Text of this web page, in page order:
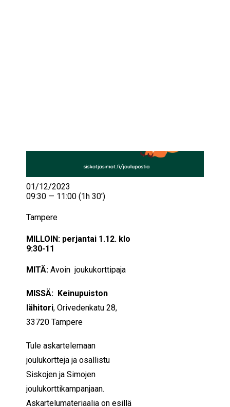
MILLOIN: perjantai 1.12. klo
9:30-11
MITÄ: Avoin joukukorttipaja
MISSÄ: Keinupuiston
lähitori, Orivedenkatu 28,
33720 Tampere
Tule askartelemaan
joulukortteja ja osallistu
Siskojen ja Simojen
joulukorttikampanjaan.
Askartelumateriaalia on esillä
01/12/2023
09:30 — 11:00 (1h 30′)
Tampere